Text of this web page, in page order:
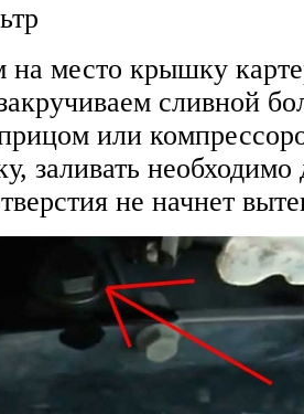
на место крышку
сливной
или
заливать
не начнет